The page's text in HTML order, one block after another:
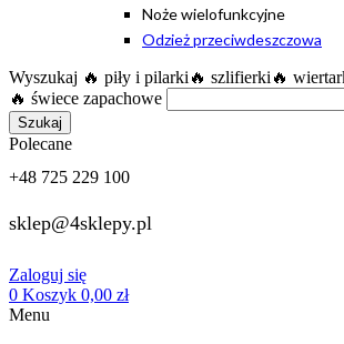
Noże wielofunkcyjne
Odzież przeciwdeszczowa
Wyszukaj 🔥 piły i pilarki 🔥 szlifierki 🔥
🔥 świece zapachowe
Szukaj
Polecane
+48 725 229 100
sklep@4sklepy.pl
Zaloguj się
0 Koszyk 0,00 zł
Menu